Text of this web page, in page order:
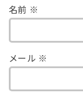
名前 ※
メール ※